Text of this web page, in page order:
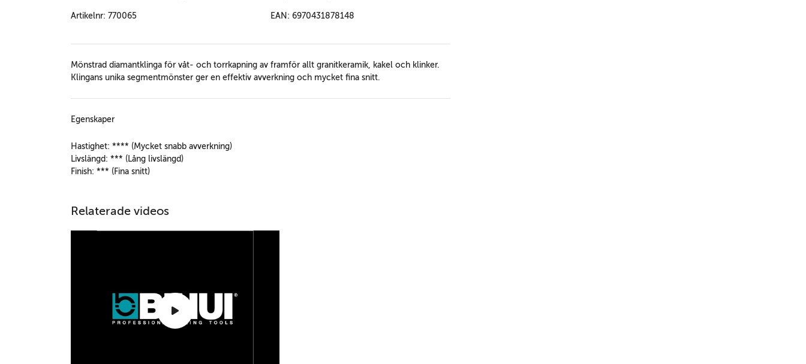
Artikelnr: 770065 EAN: 6970431878148
Mönstrad diamantklinga för våt- och torrkapning av framför allt granitkeramik, kakel och klinker.
Klingans unika segmentmönster ger en effektiv avverkning och mycket fina snitt.
Egenskaper
Hastighet: **** (Mycket snabb avverkning)
Livslängd: *** (Lång livslängd)
Finish: *** (Fina snitt)
Relaterade videos